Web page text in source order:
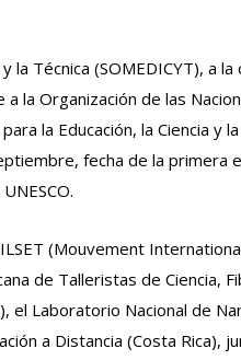
la Técnica (SOMEDICYT),
Organización de las
la Educación, la Ciencia y
fecha de la primera
(Mouvement
de Talleristas de Ciencia,
el Laboratorio Nacional de
a Distancia (Costa Rica),